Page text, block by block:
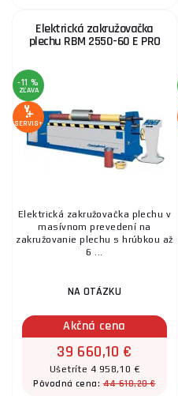
Elektrická zakružovačka
plechu RBM 2550-60 E PRO
-11 %
ZĽAVA
SERVIS+
Elektrická zakružovačka plechu v
masívnom prevedení na
zakružovanie plechu s hrúbkou až
6 ...
NA OTÁZKU
Akčná cena
39 660,10 €
Ušetríte 4 958,10 €
Pôvodná cena:44 618,20 €